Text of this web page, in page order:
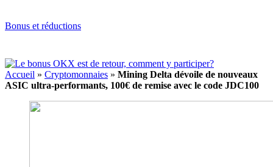
Bonus et réductions
Accueil » Cryptomonnaies » Mining Delta dévoile de nouveaux
ASIC ultra-performants, 100€ de remise avec le code JDC100